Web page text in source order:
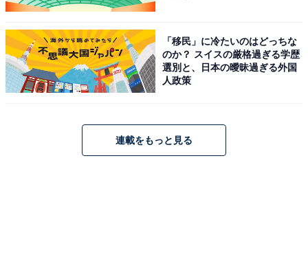
第1位：箱根湯本温泉（神奈川県）
第1位は、神奈川県の箱根湯本温泉。都心からのアクセ
スが良く、観光スポットも充実している箱根湯本駅周辺
「移民」に冷たいのはどっちな
のか？ スイスの厳格過ぎる学歴
選別と、日本の曖昧過ぎる外国
人政策
連載をもっと見る